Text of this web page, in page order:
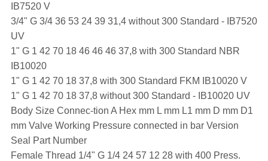
IB7520 V
3/4" G 3/4 36 53 24 39 31,4 without 300 Standard - IB7520
UV
1" G 1 42 70 18 46 46 46 37,8 with 300 Standard NBR
IB10020
1" G 1 42 70 18 37,8 with 300 Standard FKM IB10020 V
1" G 1 42 70 18 37,8 without 300 Standard - IB10020 UV
Body Size Connec-tion A Hex mm L mm L1 mm D mm D1
mm Valve Working Pressure connected in bar Version
Seal Part Number
Female Thread 1/4" G 1/4 24 57 12 28 with 400 Press.